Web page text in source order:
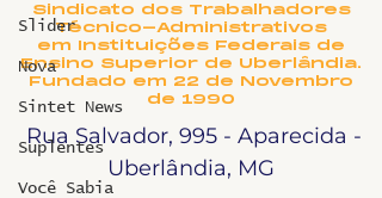
Slider
Nova
Sintet News
Suplentes
Você Sabia
Sindicato dos Trabalhadores
Técnico-Administrativos
em Instituições Federais de
Ensino Superior de Uberlândia.
Fundado em 22 de Novembro
de 1990
Rua Salvador, 995 - Aparecida -
Uberlândia, MG